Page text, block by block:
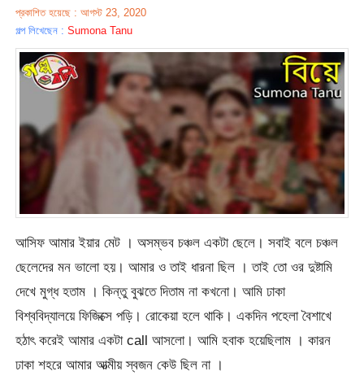
প্রকাশিত হয়েছে : আগস্ট 23, 2020
গল্প লিখেছেন :Sumona Tanu
আসিফ আমার ইয়ার মেট । অসম্ভব চঞ্চল একটা ছেলে। সবাই বলে চঞ্চল
ছেলেদের মন ভালো হয়। আমার ও তাই ধারনা ছিল । তাই তো ওর দুষ্টামি
দেখে মুগ্ধ হতাম । কিন্তু বুঝতে দিতাম না কখনো। আমি ঢাকা
বিশ্ববিদ্যালয়ে ফিজিক্সে পড়ি। রোকেয়া হলে থাকি। একদিন পহেলা বৈশাখে
হঠাৎ করেই আমার একটা call আসলো। আমি হবাক হয়েছিলাম । কারন
ঢাকা শহরে আমার আত্মীয় স্বজন কেউ ছিল না ।